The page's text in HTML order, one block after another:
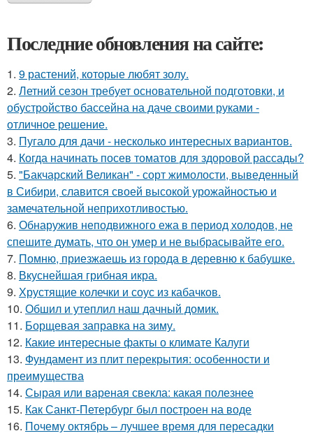
Последние обновления на сайте:
1. 9 растений, которые любят золу.
2. Летний сезон требует основательной подготовки, и
обустройство бассейна на даче своими руками -
отличное решение.
3. Пугало для дачи - несколько интересных вариантов.
4. Когда начинать посев томатов для здоровой рассады?
5. "Бакчарский Великан" - сорт жимолости, выведенный
в Сибири, славится своей высокой урожайностью и
замечательной неприхотливостью.
6. Обнаружив неподвижного ежа в период холодов, не
спешите думать, что он умер и не выбрасывайте его.
7. Помню, приезжаешь из города в деревню к бабушке.
8. Вкуснейшая грибная икра.
9. Хрустящие колечки и соус из кабачков.
10. Обшил и утеплил наш дачный домик.
11. Борщевая заправка на зиму.
12. Какие интересные факты о климате Калуги
13. Фундамент из плит перекрытия: особенности и
преимущества
14. Сырая или вареная свекла: какая полезнее
15. Как Санкт-Петербург был построен на воде
16. Почему октябрь – лучшее время для пересадки